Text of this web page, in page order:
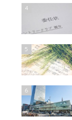
4
5
6